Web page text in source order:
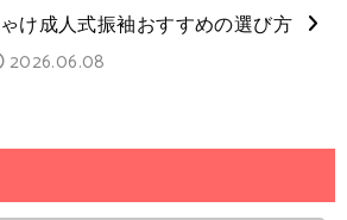
け成人式振袖おすすめの選び方
2026.06.08